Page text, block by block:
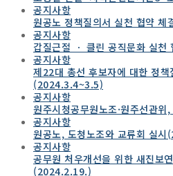
공지사항
원공노 정책질의서 실천 협약
공지사항
갑질근절 ㆍ 클린 공직문화 실
공지사항
제22대 총선 후보자에 대한 정
(2024.3.4~3.5)
공지사항
원주시청공무원노조·원주선관
공지사항
원공노, 도청노조와 교류회 실
공지사항
공무원 처우개선을 위한 새진보
(2024.2.19.)